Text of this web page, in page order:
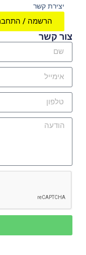
יצירת קשר
הרשמה /
צור קשר